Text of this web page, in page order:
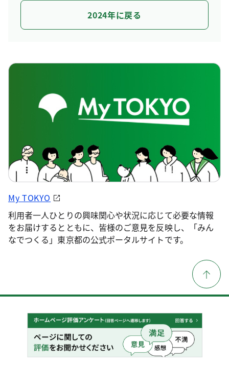
2024年に戻る
My TOKYO
利用者一人ひとりの興味関心や状況に応じて必要な情報
をお届けするとともに、皆様のご意見を反映し、「みん
なでつくる」東京都の公式ポータルサイトです。